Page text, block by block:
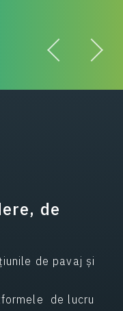
de
de pavaj și
de lucru